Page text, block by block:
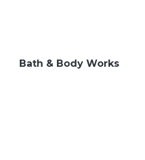
Bath & Body Works